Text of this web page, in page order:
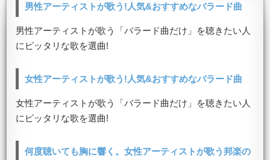
男性アーティストが歌う!人気&おすすめなバラード曲
男性アーティストが歌う「バラード曲だけ」を聴きたい人
にピッタリな歌を選曲!
女性アーティストが歌う!人気&おすすめなバラード曲
女性アーティストが歌う「バラード曲だけ」を聴きたい人
にピッタリな歌を選曲!
何度聴いても胸に響く。女性アーティストが歌う邦楽の